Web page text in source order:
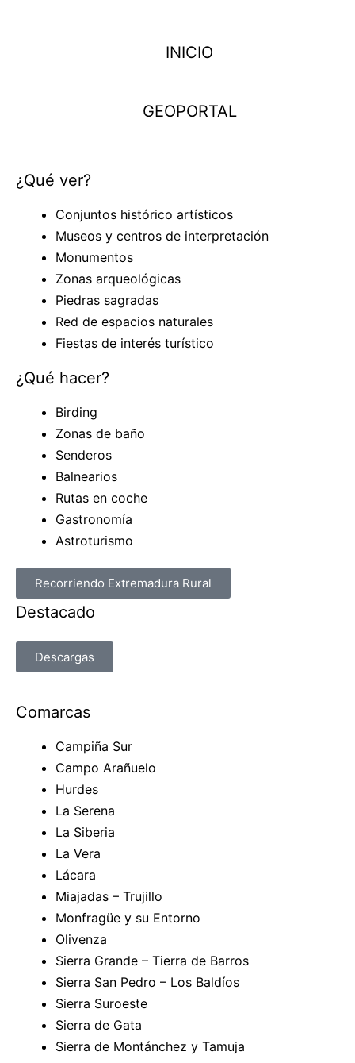
INICIO
GEOPORTAL
¿Qué ver?
Conjuntos histórico artísticos
Museos y centros de interpretación
Monumentos
Zonas arqueológicas
Piedras sagradas
Red de espacios naturales
Fiestas de interés turístico
¿Qué hacer?
Birding
Zonas de baño
Senderos
Balnearios
Rutas en coche
Gastronomía
Astroturismo
Recorriendo Extremadura Rural
Destacado
Descargas
Comarcas
Campiña Sur
Campo Arañuelo
Hurdes
La Serena
La Siberia
La Vera
Lácara
Miajadas – Trujillo
Monfragüe y su Entorno
Olivenza
Sierra Grande – Tierra de Barros
Sierra San Pedro – Los Baldíos
Sierra Suroeste
Sierra de Gata
Sierra de Montánchez y Tamuja